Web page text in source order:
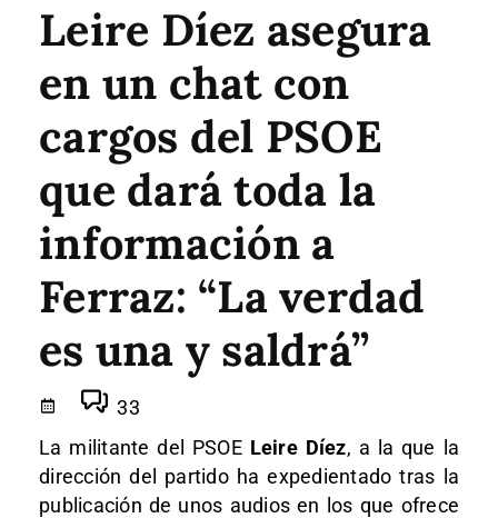
Leire Díez asegura
en un chat con
cargos del PSOE
que dará toda la
información a
Ferraz: “La verdad
es una y saldrá”
33
La militante del PSOE Leire Díez, a la que la
dirección del partido ha expedientado tras la
publicación de unos audios en los que ofrece